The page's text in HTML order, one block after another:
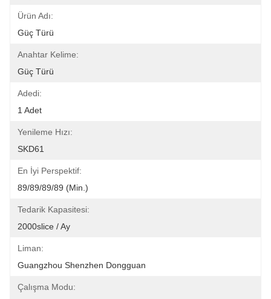
Ürün Adı:
Güç Türü
Anahtar Kelime:
Güç Türü
Adedi:
1 Adet
Yenileme Hızı:
SKD61
En İyi Perspektif:
89/89/89/89 (Min.)
Tedarik Kapasitesi:
2000slice / Ay
Liman:
Guangzhou Shenzhen Dongguan
Çalışma Modu: